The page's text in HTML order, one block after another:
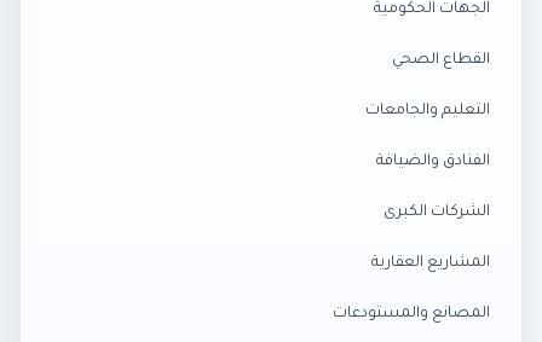
الجهات الحكومية
القطاع الصحي
التعليم والجامعات
الفنادق والضيافة
الشركات الكبرى
المشاريع العقارية
المصانع والمستودعات